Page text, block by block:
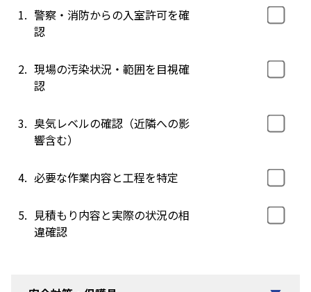
1. 警察・消防からの入室許可を確
認
2. 現場の汚染状況・範囲を目視確
認
3. 臭気レベルの確認（近隣への影
響含む）
4. 必要な作業内容と工程を特定
5. 見積もり内容と実際の状況の相
違確認